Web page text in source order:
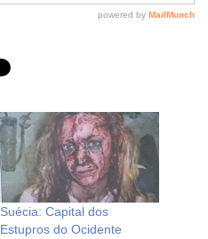
Suécia: Capital dos
Estupros do Ocidente